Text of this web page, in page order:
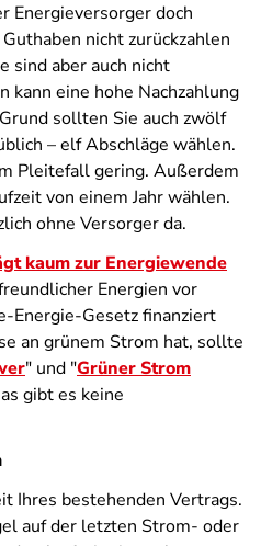
Energieversorger doch
nicht zurückzahlen
sind aber auch nicht
kann eine hohe Nachzahlung
sollten Sie auch zwölf
– elf Abschläge wählen.
Pleitefall gering. Außerdem
von einem Jahr wählen.
ohne Versorger da.
kaum zur Energiewende
Energien vor
Energie-Gesetz finanziert
an grünem Strom hat, sollte
" und "Grüner Strom
gibt es keine
Ihres bestehenden Vertrags.
auf der letzten Strom- oder